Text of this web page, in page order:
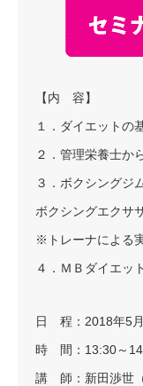
【内 容】
１．ダイエットの
２．管理栄養士か
３．ボクシングジ
ボクシングエクサ
※トレーナによる
４．ＭＢダイエッ
日 程：2018年5月
時 間：13:30～
講 師：新田渉世